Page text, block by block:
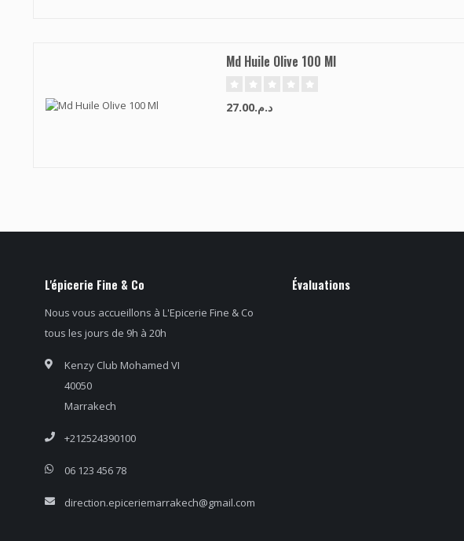
Md Huile Olive 100 Ml
د.م.27.00
L'épicerie Fine & Co
Nous vous accueillons à L'Epicerie Fine & Co
tous les jours de 9h à 20h
Kenzy Club Mohamed VI
40050
Marrakech
+212524390100
06 123 456 78
direction.epiceriemarrakech@gmail.com
Évaluations